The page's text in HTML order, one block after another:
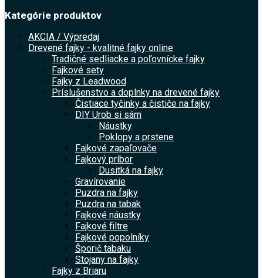
Kategórie produktov
AKCIA / Výpredaj
Drevené fajky - kvalitné fajky online
Tradičné sedliacke a poľovnícke fajky
Fajkové sety
Fajky z Leadwood
Príslušenstvo a doplnky na drevené fajky
Čistiace tyčinky a čističe na fajky
DIY Urob si sám
Náustky
Poklopy a prstene
Fajkové zapaľovače
Fajkový príbor
Dusitká na fajky
Gravírovanie
Puzdra na fajky
Puzdra na tabak
Fajkové náustky
Fajkové filtre
Fajkové popolníky
Šporič tabaku
Stojany na fajky
Fajky z Briaru